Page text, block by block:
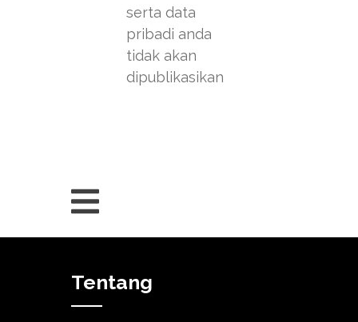
serta data
pribadi anda
tidak akan
dipublikasikan
Tentang